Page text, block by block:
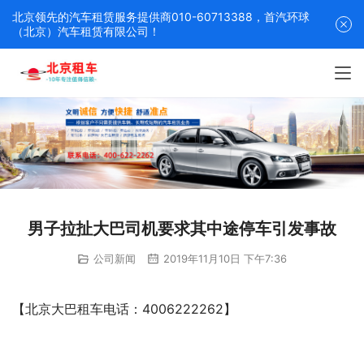
男子拉扯大巴司机要求其中途停车引发事故
公司新闻 2019年11月10日 下午7:36
【北京大巴租车电话：4006222262】
北京领先的汽车租赁服务提供商010-60713388，首汽环球
（北京）汽车租赁有限公司！